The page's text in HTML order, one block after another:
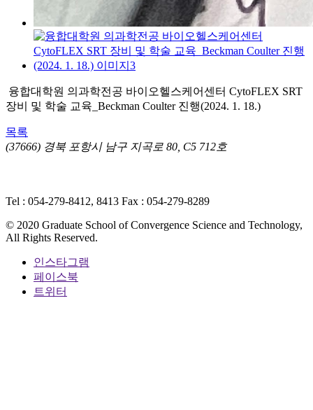
융합대학원 의과학전공 바이오헬스케어센터 CytoFLEX SRT
장비 및 학술 교육_Beckman Coulter 진행(2024. 1. 18.)
목록
(37666) 경북 포항시 남구 지곡로 80, C5 712호
Tel : 054-279-8412, 8413 Fax : 054-279-8289
© 2020 Graduate School of Convergence Science and Technology,
All Rights Reserved.
인스타그램
페이스북
트위터